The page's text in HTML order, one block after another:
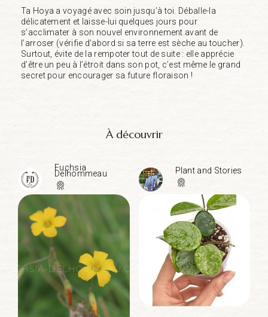
Ta Hoya a voyagé avec soin jusqu’à toi. Déballe-la
délicatement et laisse-lui quelques jours pour
s’acclimater à son nouvel environnement avant de
l’arroser (vérifie d’abord si sa terre est sèche au toucher).
Surtout, évite de la rempoter tout de suite : elle apprécie
d’être un peu à l’étroit dans son pot, c’est même le grand
secret pour encourager sa future floraison !
À découvrir
Fuchsia
Delhommeau Plant and Stories